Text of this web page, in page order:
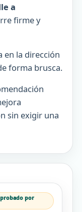
a
firme y
en la dirección
forma brusca.
sin exigir una
por